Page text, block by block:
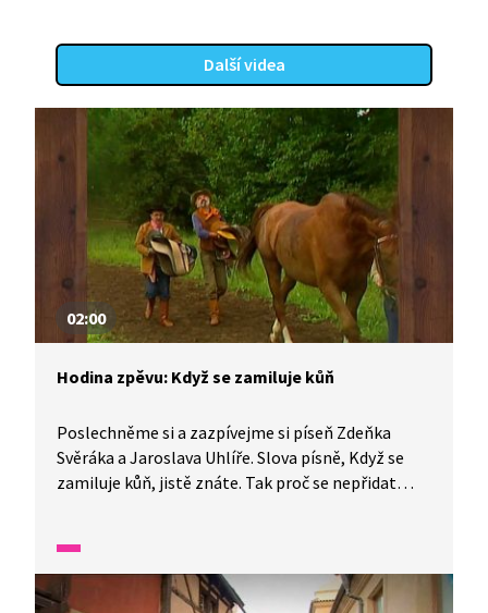
Další videa
02:00
Hodina zpěvu: Když se zamiluje kůň
Poslechněme si a zazpívejme si píseň Zdeňka
Svěráka a Jaroslava Uhlíře. Slova písně, Když se
zamiluje kůň, jistě znáte. Tak proč se nepřidat
nepřestává fascinovat.